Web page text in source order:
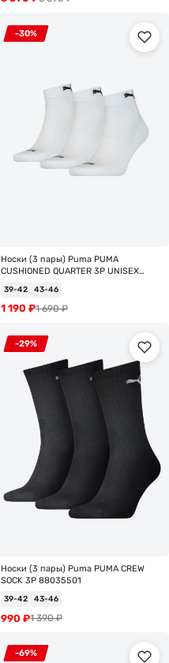
-30%
Носки (3 пары) Puma PUMA
CUSHIONED QUARTER 3P UNISEX
39-42 43-46
1 690₽
1 190 ₽
-29%
Носки (3 пары) Puma PUMA CREW
SOCK 3P 88035501
39-42 43-46
1 390₽
990 ₽
-69%